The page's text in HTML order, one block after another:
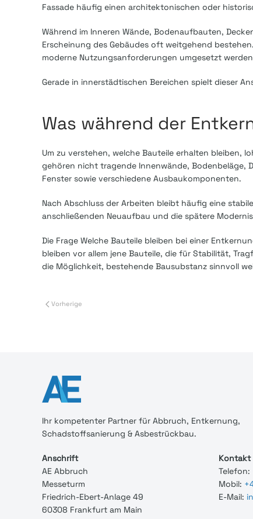
Fassade häufig einen architektonischen oder
Während im Inneren Wände, Bodenaufbauten,
Erscheinung des Gebäudes oft weitgehend
moderne Nutzungsanforderungen umgesetzt
Gerade in innerstädtischen Bereichen spielt dieser
Was während der
Um zu verstehen, welche Bauteile erhalten bleiben,
gehören nicht tragende Innenwände, Bodenbeläge,
Fenster sowie verschiedene Ausbaukomponenten.
Nach Abschluss der Arbeiten bleibt häufig eine
anschließenden Neuaufbau und die spätere
Die Frage Welche Bauteile bleiben bei einer
bleiben vor allem jene Bauteile, die für Stabilität,
die Möglichkeit, bestehende Bausubstanz sinnvoll
Vorherige
Ihr kompetenter Partner für Abbruch, Entkernung,
Schadstoffsanierung & Asbestrückbau.
Anschrift
AE Abbruch
Messeturm
Friedrich-Ebert-Anlage 49
60308 Frankfurt am Main
Kontakt
Telefon:
Mobil:
E-Mail: